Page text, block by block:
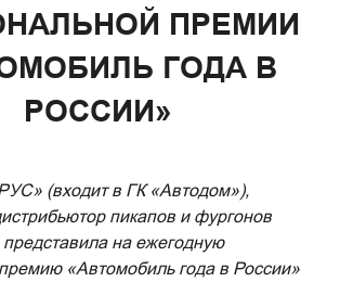
ПРЕМИИ
ГОДА В
РОССИИ»
(входит в ГК «Автодом»),
пикапов и фургонов
на ежегодную
«Автомобиль года в России»